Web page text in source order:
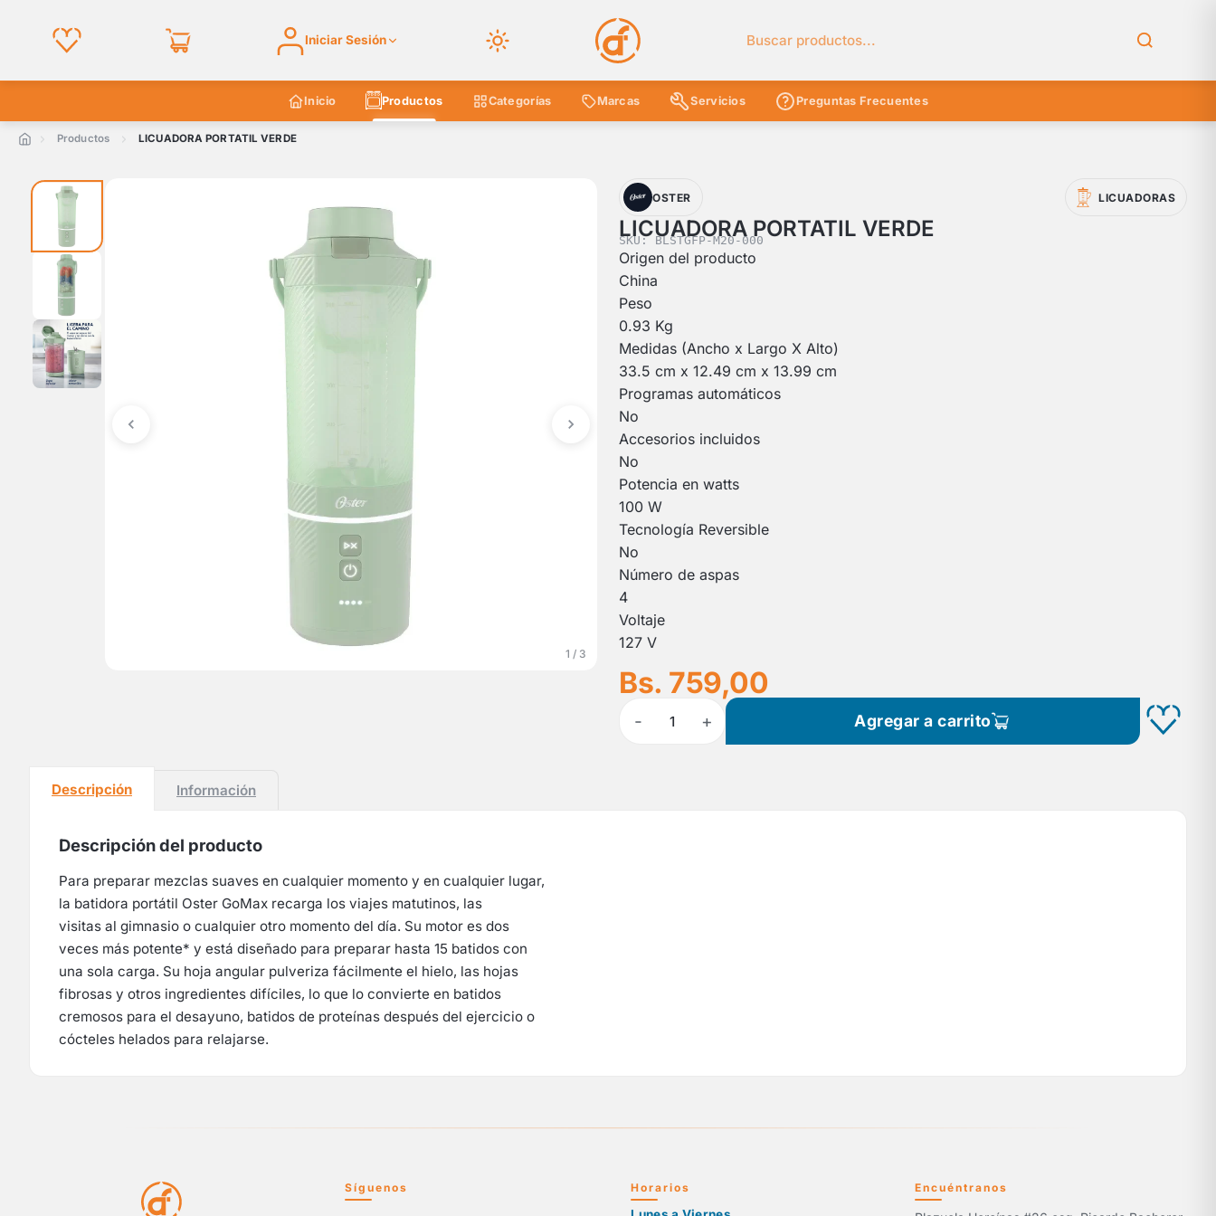
Iniciar Sesión Buscar en el catálogo
Inicio Productos Categorías Marcas Servicios Preguntas Frecuentes
Productos LICUADORA PORTATIL VERDE
1 / 3
OSTER LICUADORAS
LICUADORA PORTATIL VERDE
SKU: BLSTGFP-M20-000
Origen del producto
China
Peso
0.93 Kg
Medidas (Ancho x Largo X Alto)
33.5 cm x 12.49 cm x 13.99 cm
Programas automáticos
No
Accesorios incluidos
No
Potencia en watts
100 W
Tecnología Reversible
No
Número de aspas
4
Voltaje
127 V
Bs. 759,00
- 1 + Agregar a carrito
Descripción Información
Descripción del producto
Para preparar mezclas suaves en cualquier momento y en cualquier lugar,
la batidora portátil Oster GoMax recarga los viajes matutinos, las
visitas al gimnasio o cualquier otro momento del día. Su motor es dos
veces más potente* y está diseñado para preparar hasta 15 batidos con
una sola carga. Su hoja angular pulveriza fácilmente el hielo, las hojas
fibrosas y otros ingredientes difíciles, lo que lo convierte en batidos
cremosos para el desayuno, batidos de proteínas después del ejercicio o
cócteles helados para relajarse.
Síguenos Horarios Encuéntranos